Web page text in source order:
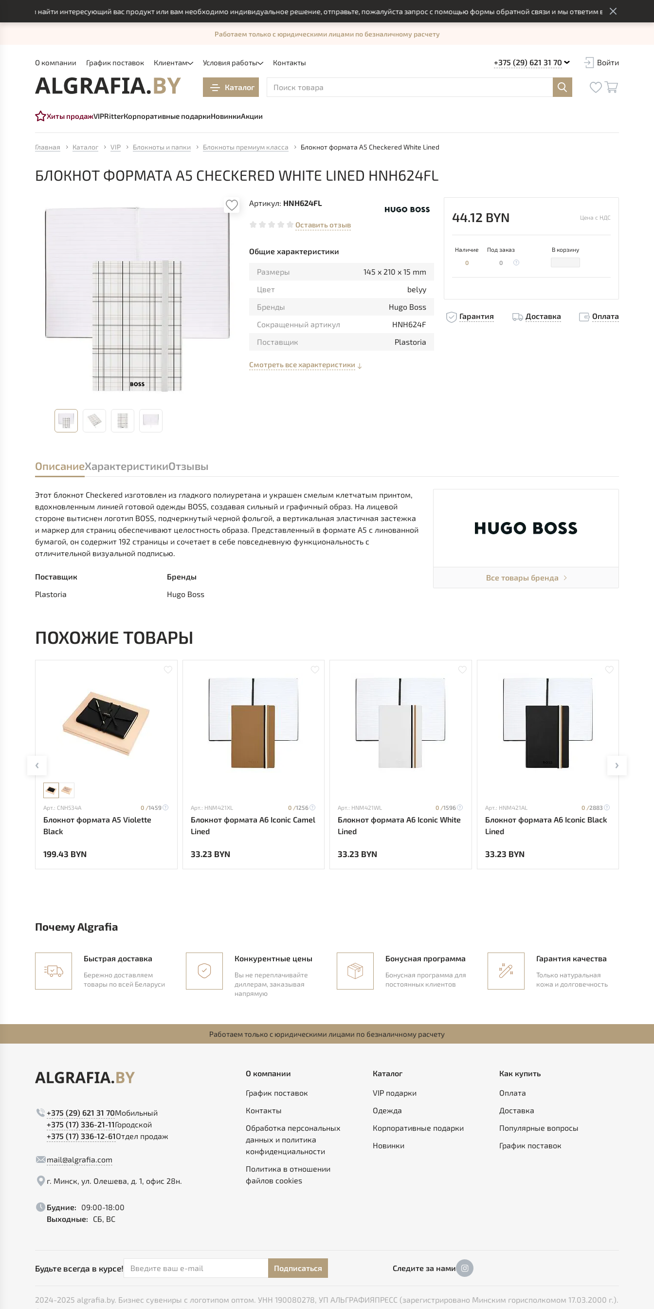
найти интересующий вас продукт или вам необходимо индивидуальное решение, отправьте, пожалуйста запрос с помощью формы обратной связи и мы ответим вам в оптимальный
О компании График поставок Клиентам Условия работы Контакты
Работаем только с юридическими лицами по безналичному расчету
+375 (29) 621 31 70 Войти
Каталог
Хиты продажVIPRitterКорпоративные подаркиНовинкиАкции
Главная Каталог VIP Блокноты и папки Блокноты премиум класса Блокнот формата А5 Checkered White Lined
БЛОКНОТ ФОРМАТА А5 CHECKERED WHITE LINED HNH624FL
Артикул: HNH624FL
Оставить отзыв
Общие характеристики
Размеры
145 x 210 x 15 mm
Цвет
belyy
Бренды
Hugo Boss
Сокращенный артикул
HNH624F
Поставщик
Plastoria
Смотреть все характеристики
44.12 BYN Цена с НДС
Наличие Под заказ
В корзину
0
0
Гарантия Доставка Оплата
ОписаниеХарактеристикиОтзывы
Этот блокнот Checkered изготовлен из гладкого полиуретана и украшен смелым клетчатым принтом,
вдохновленным линией готовой одежды BOSS, создавая сильный и графичный образ. На лицевой
стороне вытиснен логотип BOSS, подчеркнутый черной фольгой, а вертикальная эластичная застежка
и маркер для страниц обеспечивают целостность образа. Представленный в формате A5 с линованной
бумагой, он содержит 192 страницы и сочетает в себе повседневную функциональность с
отличительной визуальной подписью.
Поставщик
Plastoria
Бренды
Hugo Boss
Все товары бренда
ПОХОЖИЕ ТОВАРЫ
Арт.: CNH534A 0 /1459
Блокнот формата А5 Violette
Black
199.43 BYN
Арт.: HNM421XL 0 /1256
Блокнот формата А6 Iconic Camel
Lined
33.23 BYN
Арт.: HNM421WL 0 /1596
Блокнот формата А6 Iconic White
Lined
33.23 BYN
Арт.: HNM421AL 0 /2883
Блокнот формата А6 Iconic Black
Lined
33.23 BYN
Почему Algrafia
Быстрая доставка
Бережно доставляем
товары по всей Беларуси
Конкурентные цены
Вы не переплачивайте
диллерам, заказывая
напрямую
Бонусная программа
Бонусная программа для
постоянных клиентов
Гарантия качества
Только натуральная
кожа и долговечность
Работаем только с юридическими лицами по безналичному расчету
+375 (29) 621 31 70Мобильный
+375 (17) 336-21-11Городской
+375 (17) 336-12-61Отдел продаж
mail@algrafia.com
г. Минск, ул. Олешева, д. 1, офис 28н.
Будние:
09:00-18:00
Выходные:
СБ, ВС
О компании
График поставок
Контакты
Обработка персональных
данных и политика
конфиденциальности
Политика в отношении
файлов cookies
Каталог
VIP подарки
Одежда
Корпоративные подарки
Новинки
Как купить
Оплата
Доставка
Популярные вопросы
График поставок
Будьте всегда в курсе! Подписаться Следите за нами
2024-2025 algrafia.by. Бизнес сувениры с логотипом оптом. УНН 190080278, УП АЛЬГРАФИЯПРЕСС (зарегистрировано Минским горисполкомом 17.03.2000 г.).